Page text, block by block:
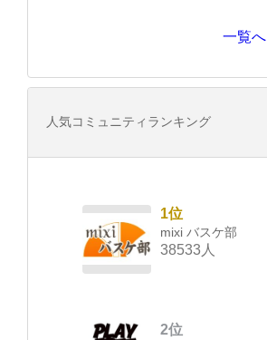
一覧へ
人気コミュニティランキング
1位
mixi バスケ部
38533人
2位